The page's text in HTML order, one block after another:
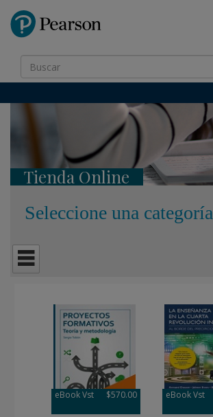
Tienda Online
Seleccione una categoría
eBook Vst $570.00 eBook Vst